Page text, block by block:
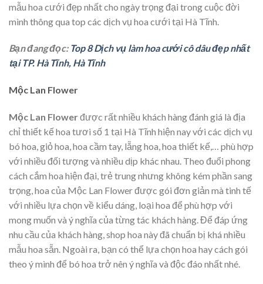
mẫu hoa cưới đẹp nhất cho ngày trọng đại trong cuộc đời
mình thông qua top các dịch vụ hoa cưới tại Hà Tĩnh.
Bạn đang đọc: Top 8 Dịch vụ làm hoa cưới cô dâu đẹp nhất
tại TP. Hà Tĩnh, Hà Tĩnh
Mộc Lan Flower
Mộc Lan Flowerđược rất nhiều khách hàng đánh giá là địa
chỉ thiết kế hoa tươi số 1 tại Hà Tĩnh hiện nay với các dịch vụ
bó hoa, giỏ hoa, hoa cầm tay, lẵng hoa, hoa thiết kế,… phù hợp
với nhiều đối tượng và nhiều dịp khác nhau. Theo đuổi phong
cách cắm hoa hiện đại, trẻ trung nhưng không kém phần sang
trọng, hoa của Mộc Lan Flower được gói đơn giản mà tinh tế
với nhiều lựa chọn về kiểu dáng, loại hoa để phù hợp với
mong muốn và ý nghĩa của từng tác khách hàng. Để đáp ứng
nhu cầu của khách hàng, shop hoa này đã chuẩn bị khá nhiều
mẫu hoa sẵn. Ngoài ra, bạn có thể lựa chọn hoa hay cách gói
theo ý mình để bó hoa trở nên ý nghĩa và độc đáo nhất nhé.